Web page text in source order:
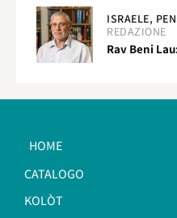
ISRAELE,
REDAZIONE
Rav Beni
HOME
CATALOGO
KOLÒT